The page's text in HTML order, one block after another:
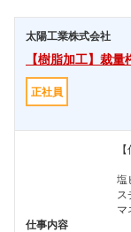
太陽工業株式会社
【樹脂加工】裁
正社員
仕事内容
塩
ス
マ